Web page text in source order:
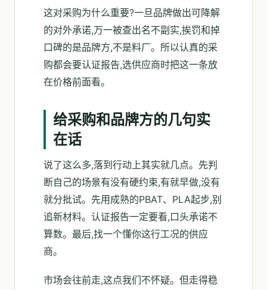
这对采购为什么重要?一旦品牌做出可降解
的对外承诺,万一被查出名不副实,挨罚和掉
口碑的是品牌方,不是料厂。所以认真的采
购都会要认证报告,选供应商时把这一条放
在价格前面看。
给采购和品牌方的几句实
在话
说了这么多,落到行动上其实就几点。先判
断自己的场景有没有硬约束,有就早做,没有
就分批试。先用成熟的PBAT、PLA起步,别
追新材料。认证报告一定要看,口头承诺不
算数。最后,找一个懂你这行工况的供应
商。
市场会往前走,这点我们不怀疑。但走得稳